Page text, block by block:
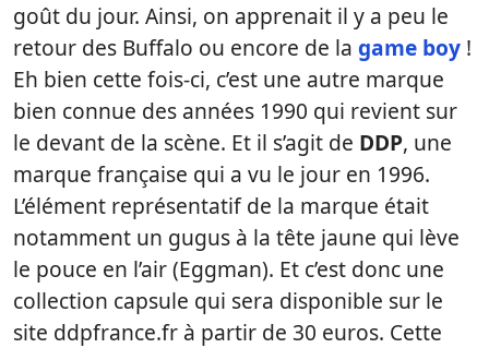
goût du jour. Ainsi, on apprenait il y a peu le
retour des Buffalo ou encore de la game boy !
Eh bien cette fois-ci, c’est une autre marque
bien connue des années 1990 qui revient sur
le devant de la scène. Et il s’agit de DDP, une
marque française qui a vu le jour en 1996.
L’élément représentatif de la marque était
notamment un gugus à la tête jaune qui lève
le pouce en l’air (Eggman). Et c’est donc une
collection capsule qui sera disponible sur le
site ddpfrance.fr à partir de 30 euros. Cette